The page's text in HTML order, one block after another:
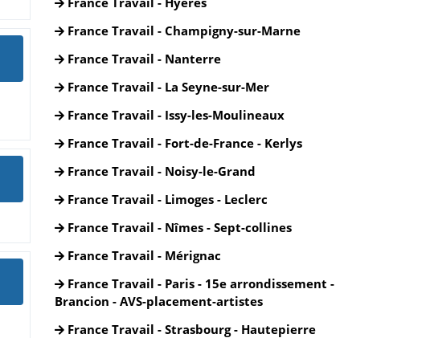
France Travail - Champigny-sur-Marne
France Travail - Nanterre
France Travail - La Seyne-sur-Mer
France Travail - Issy-les-Moulineaux
France Travail - Fort-de-France - Kerlys
France Travail - Noisy-le-Grand
France Travail - Limoges - Leclerc
France Travail - Nîmes - Sept-collines
France Travail - Mérignac
France Travail - Paris - 15e arrondissement -
Brancion - AVS-placement-artistes
France Travail - Strasbourg - Hautepierre